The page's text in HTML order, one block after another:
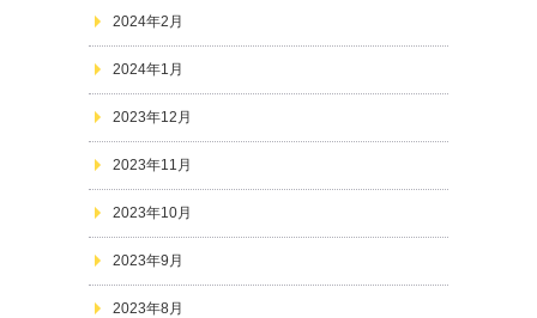
2024年2月
2024年1月
2023年12月
2023年11月
2023年10月
2023年9月
2023年8月